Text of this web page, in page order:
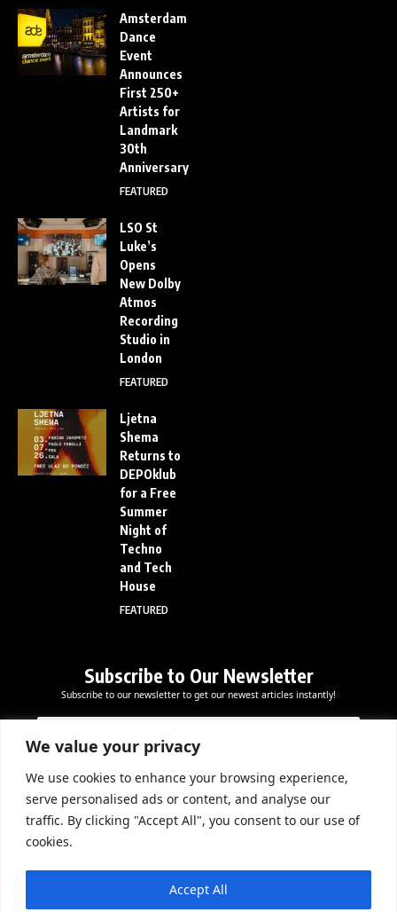
We value your privacy
We use cookies to enhance your browsing experience,
serve personalised ads or content, and analyse our
traffic. By clicking "Accept All", you consent to our use of
cookies.
Accept All
Amsterdam
Dance
Event
Announces
First 250+
Artists for
Landmark
30th
Anniversary
FEATURED
LSO St
Luke’s
Opens
New Dolby
Atmos
Recording
Studio in
London
FEATURED
Ljetna
Shema
Returns to
DEPOklub
for a Free
Summer
Night of
Techno
and Tech
House
FEATURED
Subscribe to Our Newsletter
Subscribe to our newsletter to get our newest articles instantly!
a
l
a
l
*
E
m
E
m
a
i
*
Subscribe Now